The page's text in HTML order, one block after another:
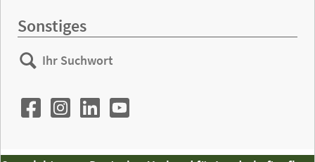
Sonstiges
Ihr
Suchwort
Suchen